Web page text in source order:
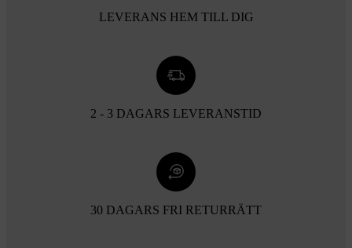
LEVERANS HEM TILL DIG
2 - 3 DAGARS LEVERANSTID
30 DAGARS FRI RETURRÄTT